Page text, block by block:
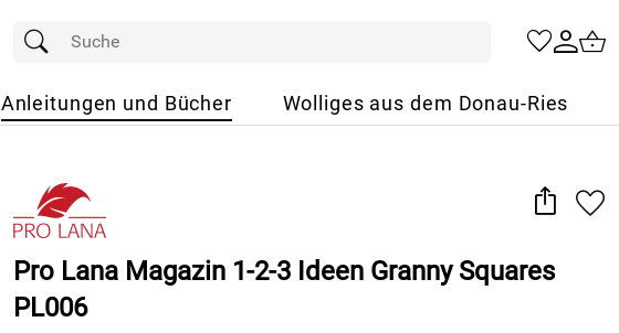
Anleitungen und Bücher Wolliges aus dem Donau-Ries
Pro Lana Magazin 1-2-3 Ideen Granny Squares
PL006